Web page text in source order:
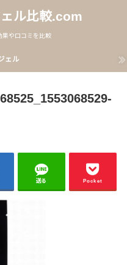
ル比較.com
果や口コミを比較
ェル
送る Pocket